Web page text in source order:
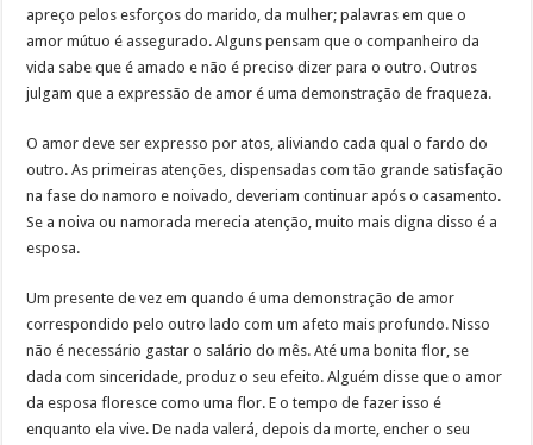
apreço pelos esforços do marido, da mulher; palavras em que o
amor mútuo é assegurado. Alguns pensam que o companheiro da
vida sabe que é amado e não é preciso dizer para o outro. Outros
julgam que a expressão de amor é uma demonstração de fraqueza.
O amor deve ser expresso por atos, aliviando cada qual o fardo do
outro. As primeiras atenções, dispensadas com tão grande satisfação
na fase do namoro e noivado, deveriam continuar após o casamento.
Se a noiva ou namorada merecia atenção, muito mais digna disso é a
esposa.
Um presente de vez em quando é uma demonstração de amor
correspondido pelo outro lado com um afeto mais profundo. Nisso
não é necessário gastar o salário do mês. Até uma bonita flor, se
dada com sinceridade, produz o seu efeito. Alguém disse que o amor
da esposa floresce como uma flor. E o tempo de fazer isso é
enquanto ela vive. De nada valerá, depois da morte, encher o seu